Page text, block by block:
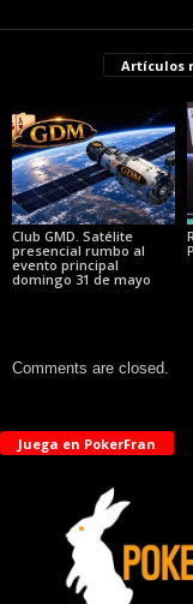
Artículos
Club GMD. Satélite
presencial rumbo al
evento principal
domingo 31 de mayo
Comments are closed.
Juega en PokerFran